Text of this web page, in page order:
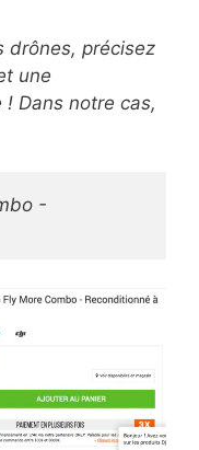
drônes, précisez
une
Dans notre cas,
-